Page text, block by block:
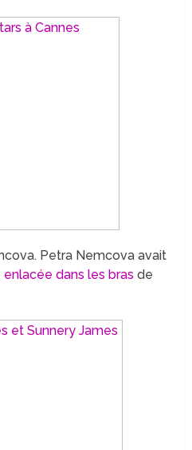
Petra Nemcova avait
enlacée dans les brasde